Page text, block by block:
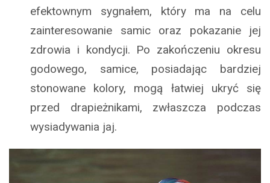
efektownym sygnałem, który ma na celu
zainteresowanie samic oraz pokazanie jej
zdrowia i kondycji. Po zakończeniu okresu
godowego, samice, posiadając bardziej
stonowane kolory, mogą łatwiej ukryć się
przed drapieżnikami, zwłaszcza podczas
wysiadywania jaj.